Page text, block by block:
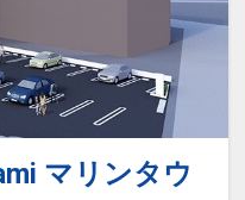
マリンタウ